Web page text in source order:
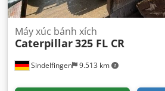
Sindelfingen 9.513 km
Máy xúc bánh xích
Caterpillar325 FL CR